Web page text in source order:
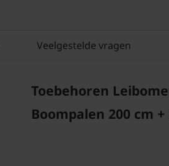
Veelgestelde vragen
Toebehoren
Boompalen 200 cm